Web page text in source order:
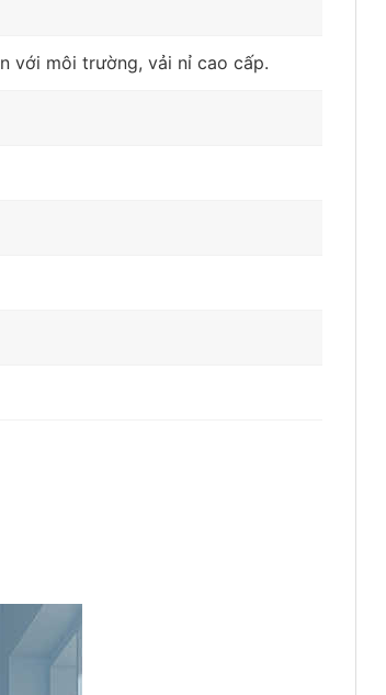
với môi trường, vải nỉ cao cấp.